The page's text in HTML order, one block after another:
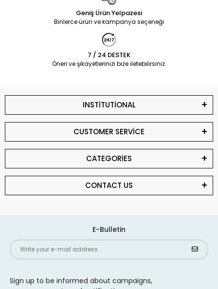
Geniş Ürün Yelpazesi
Binlerce ürün ve kampanya seçeneği
7 / 24 DESTEK
Öneri ve şikayetlerinizi bize iletebilirsiniz.
INSTİTUTİONAL
CUSTOMER SERVİCE
CATEGORİES
CONTACT US
E-Bulletin
Sign up to be informed about campaigns,